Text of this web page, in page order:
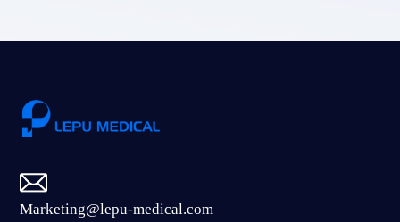
Marketing@lepu-medical.com